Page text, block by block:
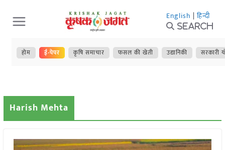
Skip
to
content
English | हिन्दी
Search
होम ई-पेपर कृषि समाचार फसल की खेती उद्यानिकी सरकारी
Harish Mehta